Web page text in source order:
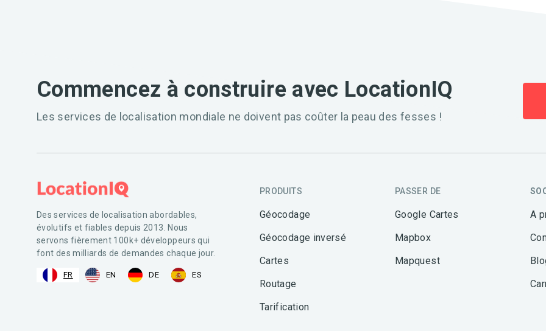
Commencez à construire avec LocationIQ
Les services de localisation mondiale ne doivent pas coûter la peau des fesses !
Des services de localisation abordables,
évolutifs et fiables depuis 2013. Nous
servons fièrement 100k+ développeurs qui
font des milliards de demandes chaque jour.
FR EN DE ES
PRODUITS
Géocodage
Géocodage inversé
Cartes
Routage
Tarification
PASSER DE
Google Cartes
Mapbox
Mapquest
A